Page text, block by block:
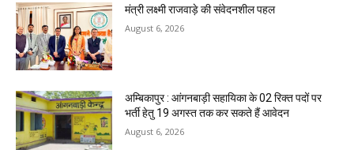
मंत्री लक्ष्मी राजवाड़े की संवेदनशील पहल
August 6, 2026
अम्बिकापुर : आंगनबाड़ी सहायिका के 02 रिक्त पदों पर
भर्ती हेतु 19 अगस्त तक कर सकते हैं आवेदन
August 6, 2026